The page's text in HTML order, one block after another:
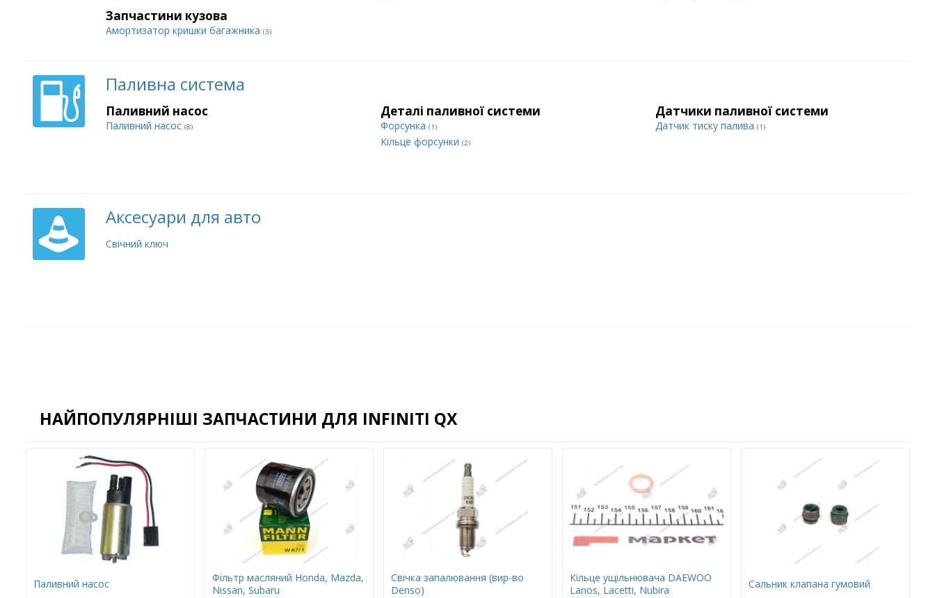
Запчастини кузова
Амортизатор кришки багажника (3)
Паливна система
Паливний насос
Паливний насос (8)
Деталі паливної системи
Форсунка (1)
Кільце форсунки (2)
Датчики паливної системи
Датчик тиску палива (1)
Аксесуари для авто
Свічний ключ
НАЙПОПУЛЯРНІШІ ЗАПЧАСТИНИ ДЛЯ INFINITI QX
Паливний насос
Фільтр масляний Honda, Mazda,
Nissan, Subaru
Свічка запалювання (вир-во
Denso)
Кільце ущільнювача DAEWOO
Lanos, Lacetti, Nubira
Сальник клапана гумовий